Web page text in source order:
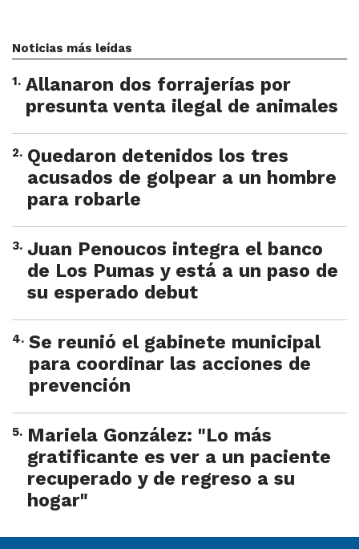
Noticias más leídas
1. Allanaron dos forrajerías por
presunta venta ilegal de animales
2. Quedaron detenidos los tres
acusados de golpear a un hombre
para robarle
3. Juan Penoucos integra el banco
de Los Pumas y está a un paso de
su esperado debut
4. Se reunió el gabinete municipal
para coordinar las acciones de
prevención
5. Mariela González: "Lo más
gratificante es ver a un paciente
recuperado y de regreso a su
hogar"